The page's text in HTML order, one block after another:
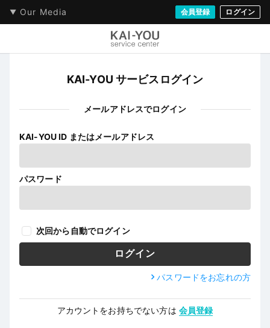
Our Media 会員登録 ログイン
KAI-YOU サービスログイン
メールアドレスでログイン
KAI-YOU ID またはメールアドレス
パスワード
次回から自動でログイン
パスワードをお忘れの方
アカウントをお持ちでない方は 会員登録